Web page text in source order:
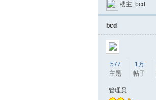
» ›
楼主: bcd
bcd
577
主题
1万
帖子
管理员